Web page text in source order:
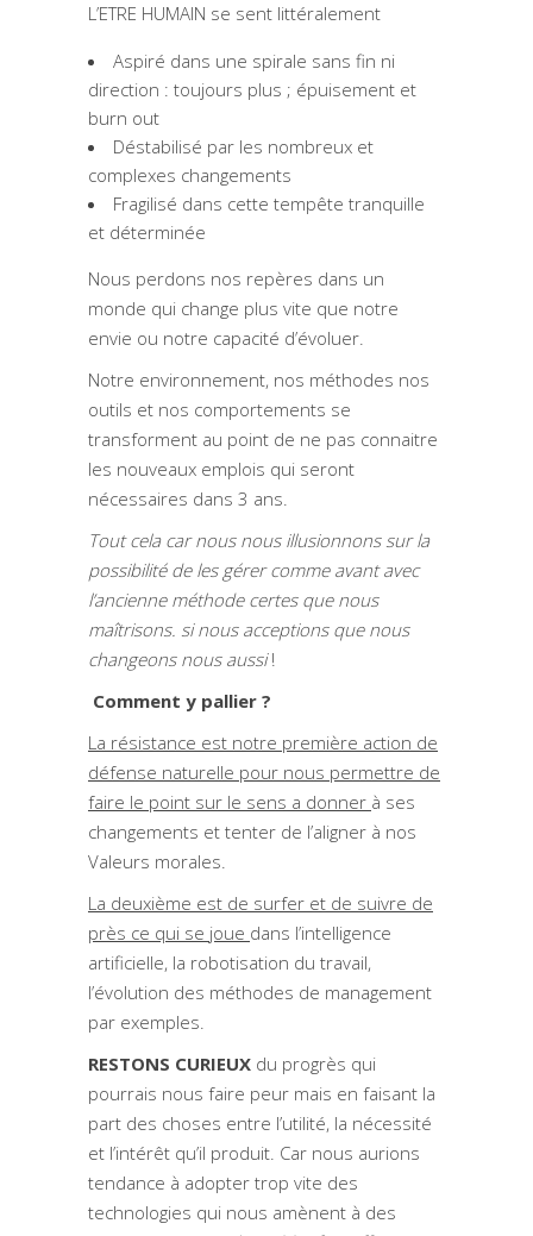
L’ETRE HUMAIN se sent littéralement
Aspiré dans une spirale sans fin ni
direction : toujours plus ; épuisement et
burn out
Déstabilisé par les nombreux et
complexes changements
Fragilisé dans cette tempête tranquille
et déterminée
Nous perdons nos repères dans un
monde qui change plus vite que notre
envie ou notre capacité d’évoluer.
Notre environnement, nos méthodes nos
outils et nos comportements se
transforment au point de ne pas connaitre
les nouveaux emplois qui seront
nécessaires dans 3 ans.
Tout cela car nous nous illusionnons sur la
possibilité de les gérer comme avant avec
l’ancienne méthode certes que nous
maîtrisons. si nous acceptions que nous
changeons nous aussi!
Comment y pallier ?
La résistance est notre première action de
défense naturelle pour nous permettre de
faire le point sur le sens a donner à ses
changements et tenter de l’aligner à nos
Valeurs morales.
La deuxième est de surfer et de suivre de
près ce qui se joue dans l’intelligence
artificielle, la robotisation du travail,
l’évolution des méthodes de management
par exemples.
RESTONS CURIEUX du progrès qui
pourrais nous faire peur mais en faisant la
part des choses entre l’utilité, la nécessité
et l’intérêt qu’il produit. Car nous aurions
tendance à adopter trop vite des
technologies qui nous amènent à des